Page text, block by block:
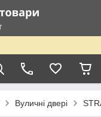
Вуличні двері